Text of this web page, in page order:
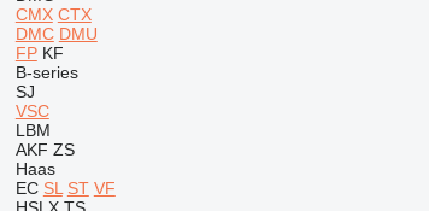
CMX CTX
DMC DMU
FP KF
B-series
SJ
VSC
LBM
AKF ZS
Haas
EC SL ST VF